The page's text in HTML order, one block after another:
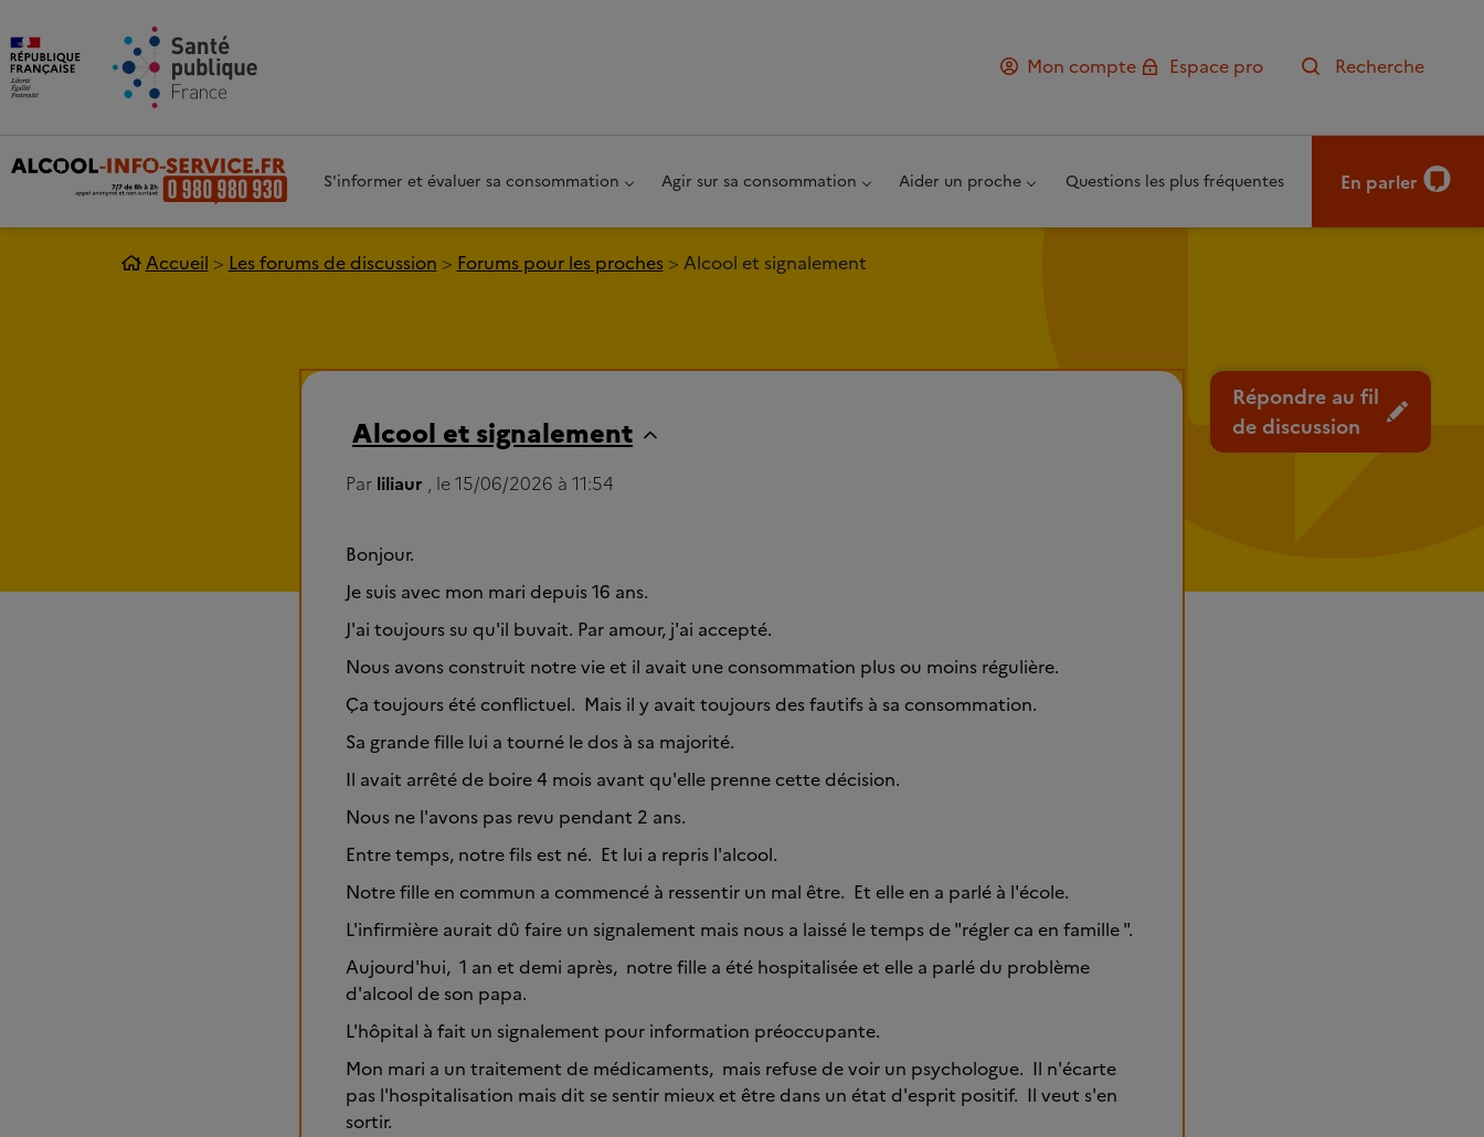
Mon compte
Espace pro Recherche
S'informer et évaluer sa consommation Agir sur sa consommation Aider un proche Questions les plus fréquentes En parler
Accueil Les forums de discussion Forums pour les proches Alcool et signalement
Répondre au fil
de discussion
Alcool et signalement
Par liliaur , le 15/06/2026 à 11:54
Bonjour.
Je suis avec mon mari depuis 16 ans.
J'ai toujours su qu'il buvait. Par amour, j'ai accepté.
Nous avons construit notre vie et il avait une consommation plus ou moins régulière.
Ça toujours été conflictuel. Mais il y avait toujours des fautifs à sa consommation.
Sa grande fille lui a tourné le dos à sa majorité.
Il avait arrêté de boire 4 mois avant qu'elle prenne cette décision.
Nous ne l'avons pas revu pendant 2 ans.
Entre temps, notre fils est né. Et lui a repris l'alcool.
Notre fille en commun a commencé à ressentir un mal être. Et elle en a parlé à l'école.
L'infirmière aurait dû faire un signalement mais nous a laissé le temps de "régler ca en famille ".
Aujourd'hui, 1 an et demi après, notre fille a été hospitalisée et elle a parlé du problème
d'alcool de son papa.
L'hôpital à fait un signalement pour information préoccupante.
Mon mari a un traitement de médicaments, mais refuse de voir un psychologue. Il n'écarte
pas l'hospitalisation mais dit se sentir mieux et être dans un état d'esprit positif. Il veut s'en
sortir.